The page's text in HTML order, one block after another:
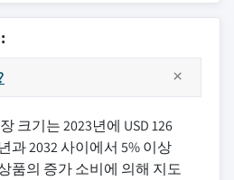
크기는 2023년에 USD 126
과 2032 사이에서 5% 이상
품의 증가 소비에 의해 지도